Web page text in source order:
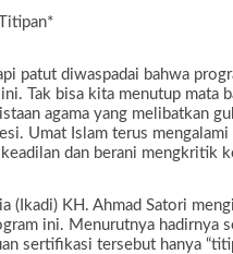
patut diwaspadai bahwa
Tak bisa kita menutup
agama yang melibatkan
Umat Islam terus
dan berani mengkritik
(Ikadi) KH. Ahmad Satori
ini. Menurutnya hadirnya
sertifikasi tersebut hanya